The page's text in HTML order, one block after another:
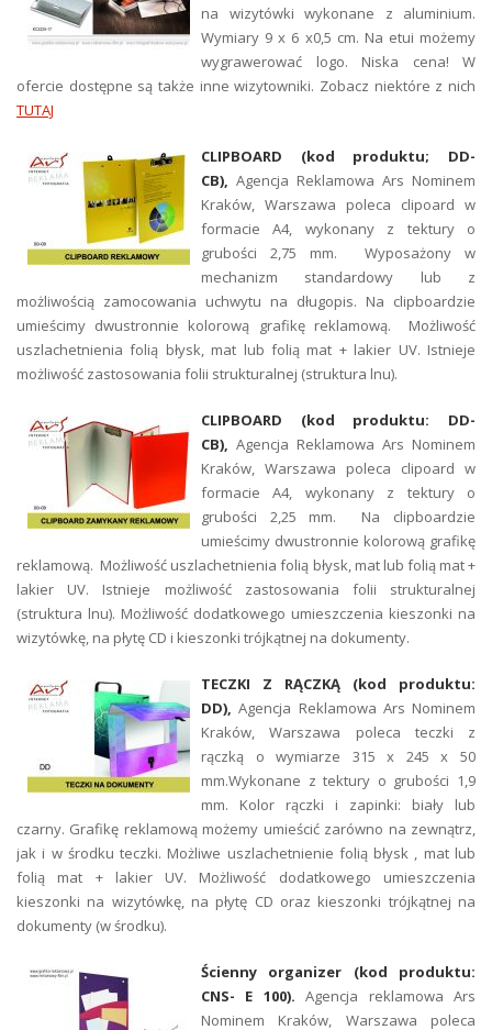
na wizytówki wykonane z aluminium.
Wymiary 9 x 6 x0,5 cm. Na etui możemy
wygrawerować logo. Niska cena! W
ofercie dostępne są także inne wizytowniki. Zobacz niektóre z nich
TUTAJ
CLIPBOARD (kod produktu; DD-
CB), Agencja Reklamowa Ars Nominem
Kraków, Warszawa poleca clipoard w
formacie A4, wykonany z tektury o
grubości 2,75 mm. Wyposażony w
mechanizm standardowy lub z
możliwością zamocowania uchwytu na długopis. Na clipboardzie
umieścimy dwustronnie kolorową grafikę reklamową. Możliwość
uszlachetnienia folią błysk, mat lub folią mat + lakier UV. Istnieje
możliwość zastosowania folii strukturalnej (struktura lnu).
CLIPBOARD (kod produktu: DD-
CB), Agencja Reklamowa Ars Nominem
Kraków, Warszawa poleca clipoard w
formacie A4, wykonany z tektury o
grubości 2,25 mm. Na clipboardzie
umieścimy dwustronnie kolorową grafikę
reklamową. Możliwość uszlachetnienia folią błysk, mat lub folią mat +
lakier UV. Istnieje możliwość zastosowania folii strukturalnej
(struktura lnu). Możliwość dodatkowego umieszczenia kieszonki na
wizytówkę, na płytę CD i kieszonki trójkątnej na dokumenty.
TECZKI Z RĄCZKĄ (kod produktu:
DD),Agencja Reklamowa Ars Nominem
Kraków, Warszawa poleca teczki z
rączką o wymiarze 315 x 245 x 50
mm.Wykonane z tektury o grubości 1,9
mm. Kolor rączki i zapinki: biały lub
czarny. Grafikę reklamową możemy umieścić zarówno na zewnątrz,
jak i w środku teczki. Możliwe uszlachetnienie folią błysk , mat lub
folią mat + lakier UV. Możliwość dodatkowego umieszczenia
kieszonki na wizytówkę, na płytę CD oraz kieszonki trójkątnej na
dokumenty (w środku).
Ścienny organizer (kod produktu:
CNS- E 100). Agencja reklamowa Ars
Nominem Kraków, Warszawa poleca